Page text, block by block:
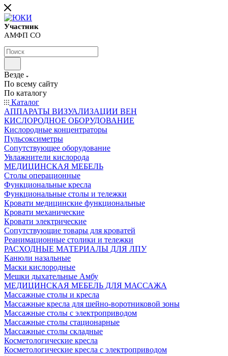
Участник
АМФП СО
Везде
По всему сайту
По каталогу
Каталог
АППАРАТЫ ВИЗУАЛИЗАЦИИ ВЕН
КИСЛОРОДНОЕ ОБОРУДОВАНИЕ
Кислородные концентраторы
Пульсоксиметры
Сопутствующее оборудование
Увлажнители кислорода
МЕДИЦИНСКАЯ МЕБЕЛЬ
Столы операционные
Функциональные кресла
Функциональные столы и тележки
Кровати медицинские функциональные
Кровати механические
Кровати электрические
Сопутствующие товары для кроватей
Реанимационные столики и тележки
РАСХОДНЫЕ МАТЕРИАЛЫ ДЛЯ ЛПУ
Канюли назальные
Маски кислородные
Мешки дыхательные Амбу
МЕДИЦИНСКАЯ МЕБЕЛЬ ДЛЯ МАССАЖА
Массажные столы и кресла
Массажные кресла для шейно-воротниковой зоны
Массажные столы с электроприводом
Массажные столы стационарные
Массажные столы складные
Косметологические кресла
Косметологические кресла с электроприводом